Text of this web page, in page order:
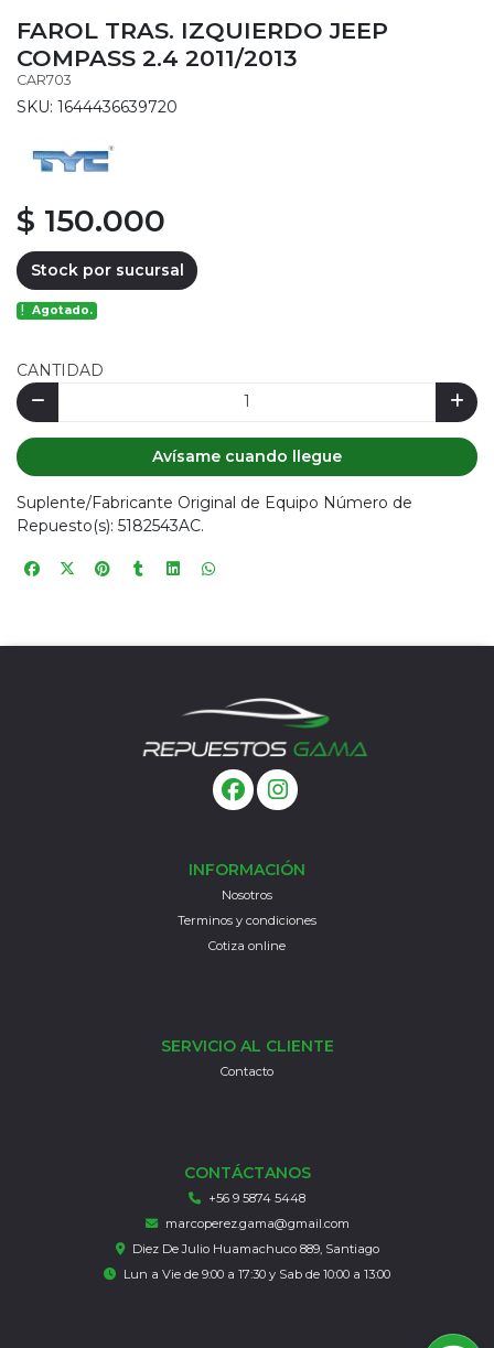
FAROL TRAS. IZQUIERDO JEEP
COMPASS 2.4 2011/2013
CAR703
SKU: 1644436639720
$ 150.000
Stock por sucursal
Agotado.
CANTIDAD
Avísame cuando llegue
Suplente/Fabricante Original de Equipo Número de
Repuesto(s): 5182543AC.
INFORMACIÓN
Nosotros
Terminos y condiciones
Cotiza online
SERVICIO AL CLIENTE
Contacto
CONTÁCTANOS
+56 9 5874 5448
marcoperez.gama@gmail.com
Diez De Julio Huamachuco 889, Santiago
Lun a Vie de 9:00 a 17:30 y Sab de 10:00 a 13:00